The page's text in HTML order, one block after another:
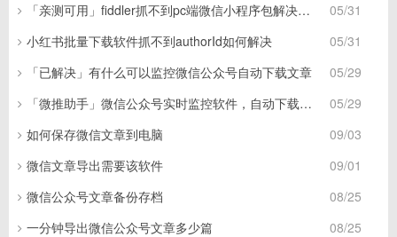
05/31
「亲测可用」fiddler抓不到pc端微信小程序包解决方案
05/31
小红书批量下载软件抓不到authorId如何解决
05/29
「已解决」有什么可以监控微信公众号自动下载文章
05/29
「微推助手」微信公众号实时监控软件，自动下载文章为pdf和word
09/03
如何保存微信文章到电脑
09/01
微信文章导出需要该软件
08/25
微信公众号文章备份存档
08/25
一分钟导出微信公众号文章多少篇